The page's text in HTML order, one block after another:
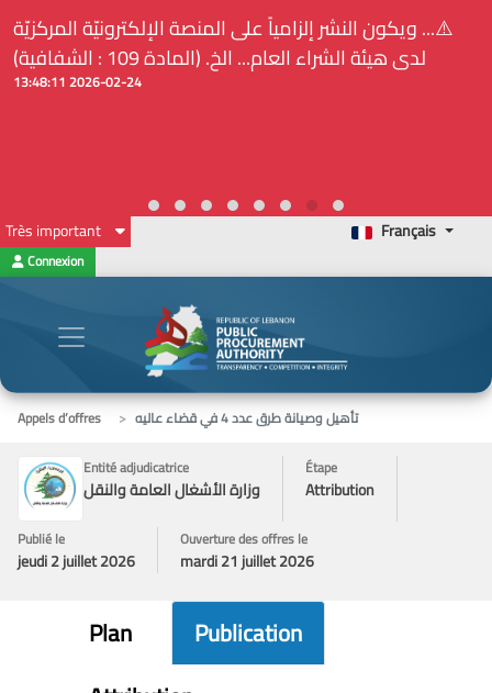
⚠️... ويكون النشر إلزامياً على المنصة الإلكترونيّة المركزيّة
لدى هيئة الشراء العام... الخ. (المادة 109 : الشفافية)
2026-02-24 13:48:11
Très important Français
Connexion
Appels d’offres
تأهيل وصيانة طرق عدد 4 في قضاء عاليه
Entité adjudicatrice
وزارة الأشغال العامة والنقل
Étape
Attribution
Publié le
jeudi 2 juillet 2026
Ouverture des offres le
mardi 21 juillet 2026
Plan
Publication